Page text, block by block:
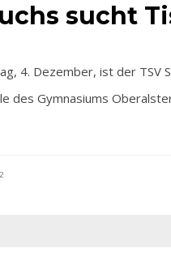
sucht
4. Dezember, ist der
des Gymnasiums